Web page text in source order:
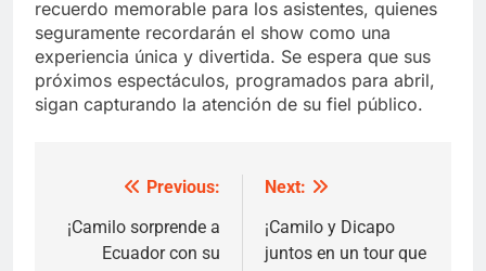
recuerdo memorable para los asistentes, quienes
seguramente recordarán el show como una
experiencia única y divertida. Se espera que sus
próximos espectáculos, programados para abril,
sigan capturando la atención de su fiel público.
navigation
Previous:
¡Camilo sorprende a
Ecuador con su
Next:
¡Camilo y Dicapo
juntos en un tour que